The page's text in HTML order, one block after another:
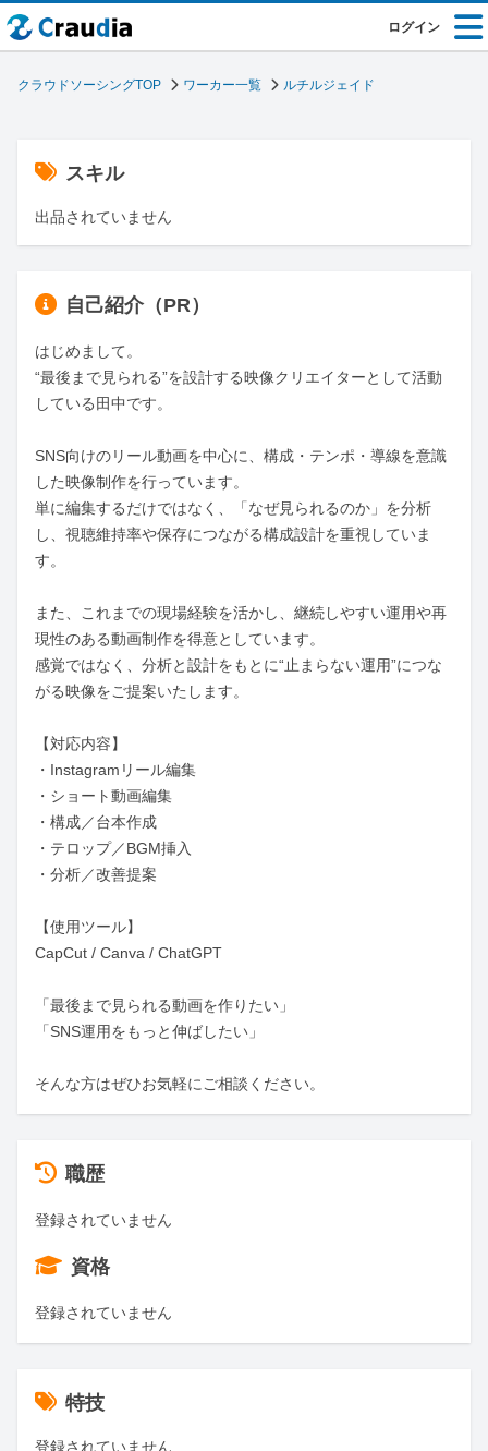
ログイン
クラウドソーシングTOP ワーカー一覧 ルチルジェイド
スキル
出品されていません
自己紹介（PR）
はじめまして。
“最後まで見られる”を設計する映像クリエイターとして活動
している田中です。
SNS向けのリール動画を中心に、構成・テンポ・導線を意識
した映像制作を行っています。
単に編集するだけではなく、「なぜ見られるのか」を分析
し、視聴維持率や保存につながる構成設計を重視していま
す。
また、これまでの現場経験を活かし、継続しやすい運用や再
現性のある動画制作を得意としています。
感覚ではなく、分析と設計をもとに“止まらない運用”につな
がる映像をご提案いたします。
【対応内容】
・Instagramリール編集
・ショート動画編集
・構成／台本作成
・テロップ／BGM挿入
・分析／改善提案
【使用ツール】
CapCut / Canva / ChatGPT
「最後まで見られる動画を作りたい」
「SNS運用をもっと伸ばしたい」
そんな方はぜひお気軽にご相談ください。
職歴
登録されていません
資格
登録されていません
特技
登録されていません